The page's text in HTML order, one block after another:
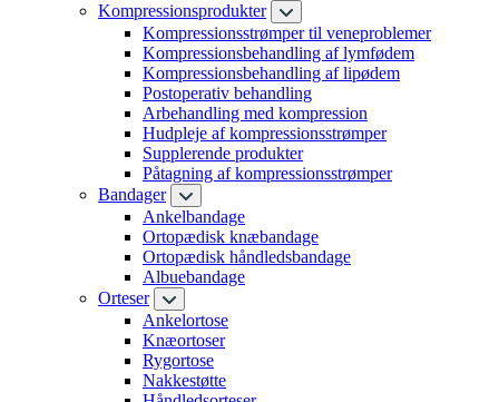
Kompressionsprodukter
Kompressionsstrømper til veneproblemer
Kompressionsbehandling af lymfødem
Kompressionsbehandling af lipødem
Postoperativ behandling
Arbehandling med kompression
Hudpleje af kompressionsstrømper
Supplerende produkter
Påtagning af kompressionsstrømper
Bandager
Ankelbandage
Ortopædisk knæbandage
Ortopædisk håndledsbandage
Albuebandage
Orteser
Ankelortose
Knæortoser
Rygortose
Nakkestøtte